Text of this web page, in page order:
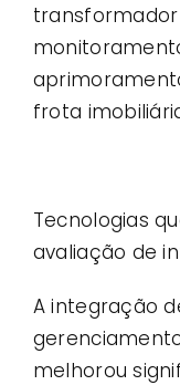
frota
Tecnologias
avaliação de
A integração
melhorou